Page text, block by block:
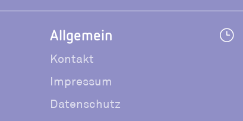
Allgemein
Kontakt
Impressum
Datenschutz
}